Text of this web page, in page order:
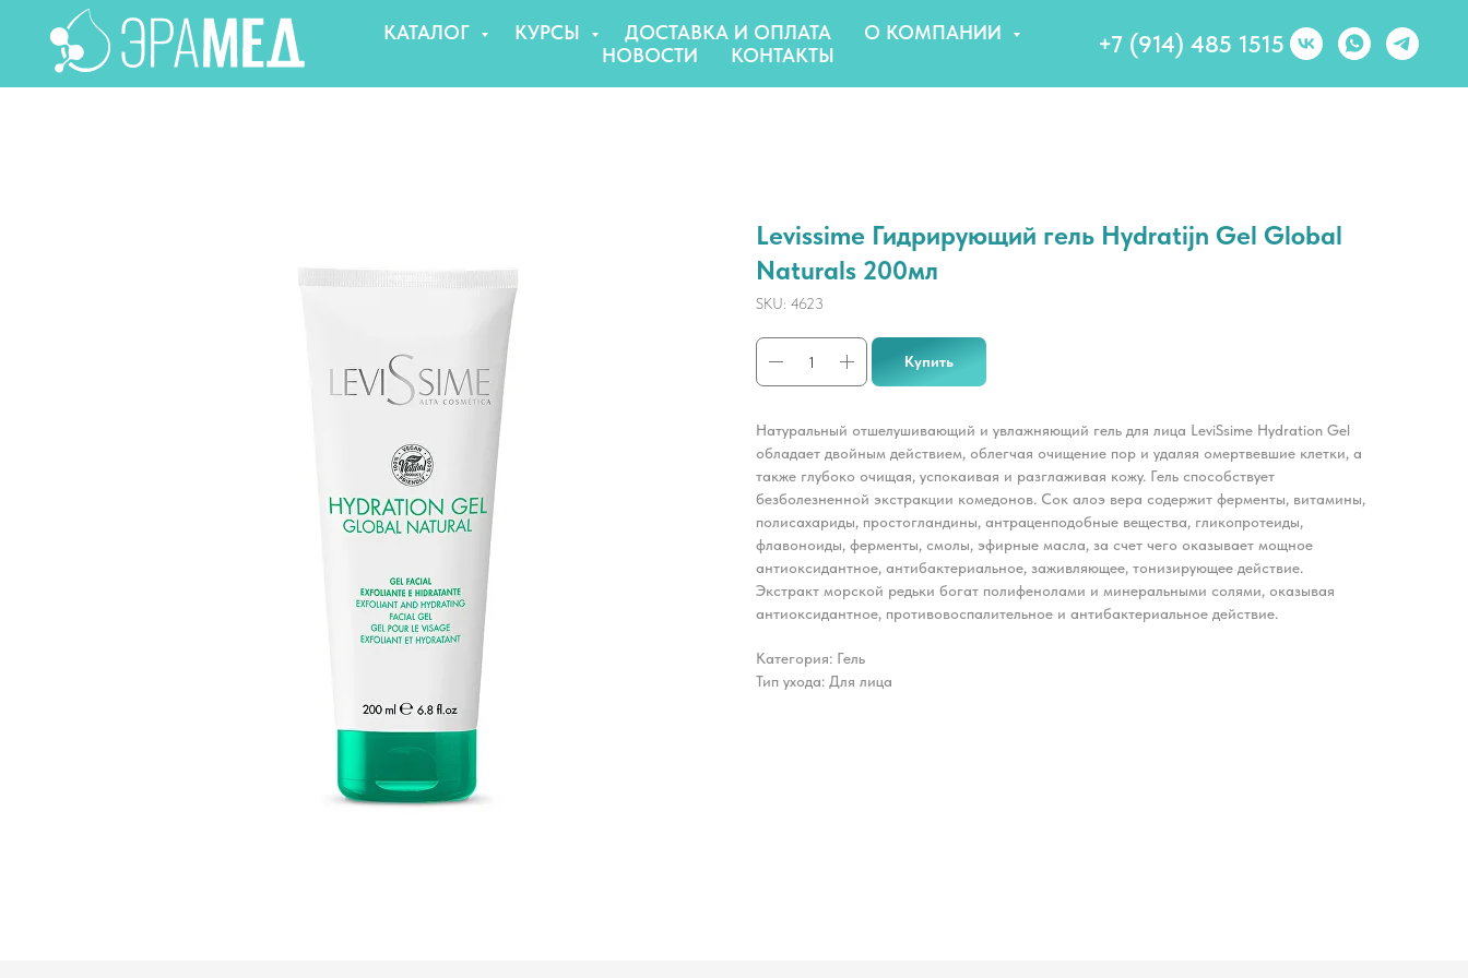
КАТАЛОГ КУРСЫ ДОСТАВКА И ОПЛАТА
О КОМПАНИИ
НОВОСТИ
КОНТАКТЫ +7 (914) 485 1515
Levissime Гидрирующий гель Hydratijn Gel Global
Naturals 200мл
SKU: 4623
Купить
Натуральный отшелушивающий и увлажняющий гель для лица LeviSsime Hydration Gel
обладает двойным действием, облегчая очищение пор и удаляя омертвевшие клетки, а
также глубоко очищая, успокаивая и разглаживая кожу. Гель способствует
безболезненной экстракции комедонов. Сок алоэ вера содержит ферменты, витамины,
полисахариды, простогландины, антраценподобные вещества, гликопротеиды,
флавоноиды, ферменты, смолы, эфирные масла, за счет чего оказывает мощное
антиоксидантное, антибактериальное, заживляющее, тонизирующее действие.
Экстракт морской редьки богат полифенолами и минеральными солями, оказывая
антиоксидантное, противовоспалительное и антибактериальное действие.
Категория: Гель
Тип ухода: Для лица